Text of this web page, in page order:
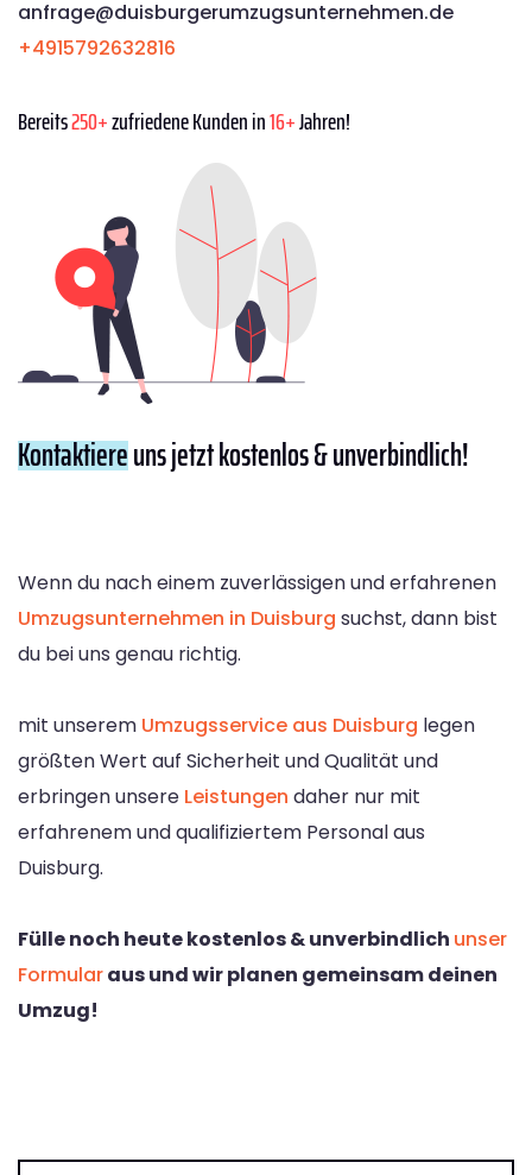
anfrage@duisburgerumzugsunternehmen.de
+4915792632816
Bereits250+zufriedene Kunden in16+Jahren!
Kontaktiereuns jetzt kostenlos & unverbindlich!
Wenn du nach einem zuverlässigen und erfahrenen
Umzugsunternehmen in Duisburg suchst, dann bist
du bei uns genau richtig.
mit unserem Umzugsservice aus Duisburg legen
größten Wert auf Sicherheit und Qualität und
erbringen unsere Leistungen daher nur mit
erfahrenem und qualifiziertem Personal aus
Duisburg.
Fülle noch heute kostenlos & unverbindlich unser
Formularaus und wir planen gemeinsam deinen
Umzug!